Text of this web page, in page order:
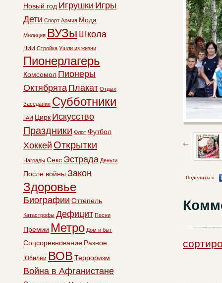
Поделиться
Новый год Игрушки Игры
Дети Спорт Армия Мода
Милиция ВУЗы Школа
НИИ Стройка Ушли из жизни
Пионерлагерь
Комсомол Пионеры
Октябрята Плакат Отдых
Заседания Субботники
ГАИ Цирк Искусство
Праздники Флот Футбол
Хоккей Открытки
Награды Секс Эстрада Деньги
После войны Закон
Здоровье
Биографии Оттепель
Катастрофы Дефицит Песни
Премии Метро Дом и быт
Соцсоревнование Разное
Юбилеи ВОВ Терроризм
Война в Афганистане